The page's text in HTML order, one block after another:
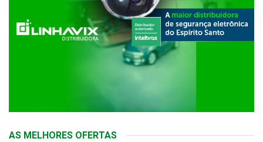
AS MELHORES OFERTAS